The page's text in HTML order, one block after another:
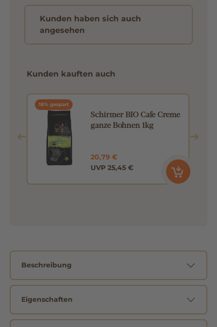
Kunden haben sich auch
angesehen
Kunden kauften auch
18% gespart
Schirmer BIO Cafe Creme
ganze Bohnen 1kg
20,79 €
UVP 25,45 €
Beschreibung
Eigenschaften